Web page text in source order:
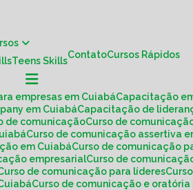
Teens Skills
Contato Cursos Rápidos
empresas em Cuiabá
Capacitação
em Cuiabá
Capacitação de
de comunicação
Curso de
Curso de comunicação assertiva
em Cuiabá
Curso de comunicação
empresarial
Curso de
Curso de comunicação para líderes
Curso de comunicação e